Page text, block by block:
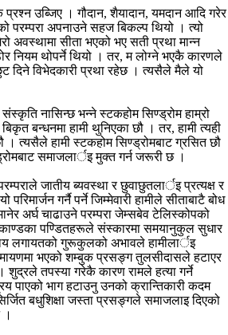
उब्जिए । गौदान, शैयादान, यमदान आदि गरेर
परम्परा अपनाउने सहज बिकल्प थियो । त्यो
अवस्थामा सीता भएको भए सती प्रथा मान्न
नियम थोपर्ने थियो । तर, म लोग्ने भएकै कारणले
दिने विभेदकारी प्रथा रहेछ । त्यसैले मैले यो
नासिन्छ भन्ने स्टकहोम सिण्ड्रोम हाम्रो
बन्धनमा हामी थुनिएका छौ । तर, हामी त्यही
। त्यसैले हामी स्टकहोम सिण्ड्रोमबाट ग्रसित छौ
समाजलार्इ मुक्त गर्न जरूरी छ ।
जातीय ब्यवस्था र छुवाछुतलार्इ प्रत्यक्ष र
गर्नै पर्ने जिम्मेवारी हामीले सीताबाटै बोध
अर्घ चाढाउने परम्परा जेम्सबेव टेलिस्कोपको
पण्डितहरूले संस्कारमा समयानुकुल सुधार
लगायतको गुरूकुलको अभावले हामीलार्इ
भएको शम्बुक प्रसङ्ग तुलसीदासले हटाएर
शुद्रले तपस्या गरेकै कारण रामले हत्या गर्ने
पाएको भाग हटाउनु उनको क्रान्तिकारी कदम
बधुशिक्षा जस्ता प्रसङ्गले समाजलाइ दिएको
।